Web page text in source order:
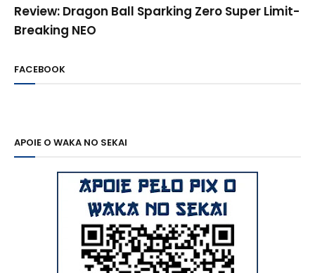
Review: Dragon Ball Sparking Zero Super Limit-
Breaking NEO
FACEBOOK
APOIE O WAKA NO SEKAI